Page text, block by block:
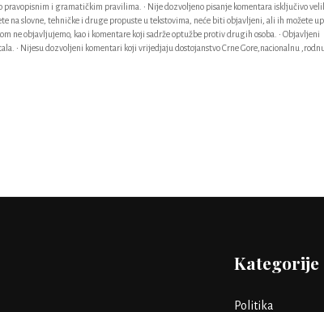
pravopisnim i gramatičkim pravilima. • Nije dozvoljeno pisanje komentara isključivo
na slovne, tehničke i druge propuste u tekstovima, neće biti objavljeni, ali ih možete
ne objavljujemo, kao i komentare koji sadrže optužbe protiv drugih osoba. • Objavljeni
• Nijesu dozvoljeni komentari koji vrijedjaju dostojanstvo Crne Gore,nacionalnu
Kategorije
Politika